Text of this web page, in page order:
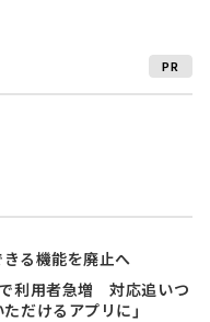
PR
る機能を廃止へ
で利用者急増 対応追いつ
だけるアプリに」